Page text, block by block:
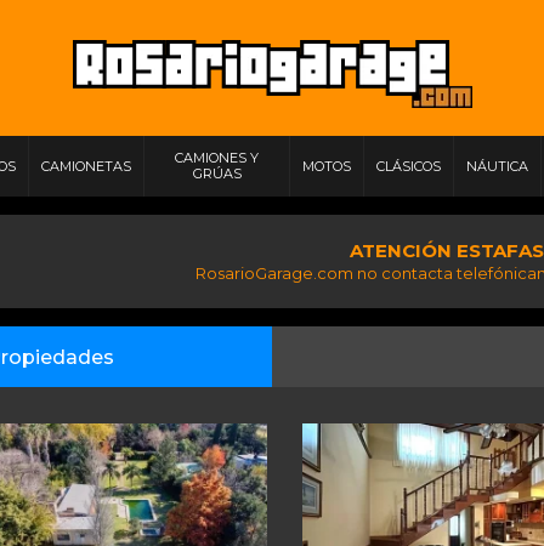
CAMIONETAS
CAMIONES Y
GRÚAS
MOTOS CLÁSICOS NÁUTICA
ATENCIÓN
RosarioGarage.com no contacta